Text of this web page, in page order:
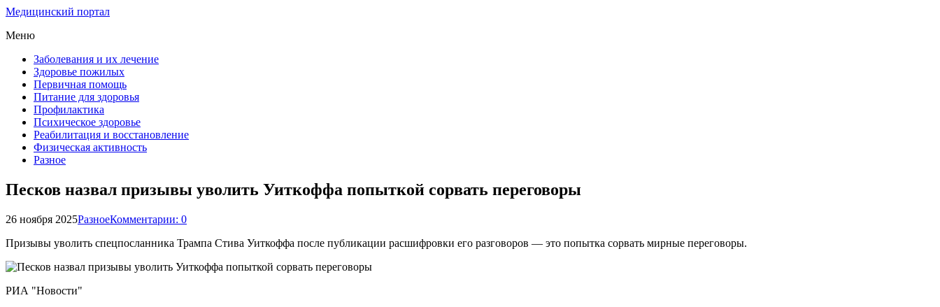
Медицинский портал
Меню
Заболевания и их лечение
Здоровье пожилых
Первичная помощь
Питание для здоровья
Профилактика
Психическое здоровье
Реабилитация и восстановление
Физическая активность
Разное
Песков назвал призывы уволить Уиткоффа попыткой сорвать переговоры
26 ноября 2025РазноеКомментарии: 0
Призывы уволить спецпосланника Трампа Стива Уиткоффа после публикации расшифровки его разговоров — это попытка сорвать мирные переговоры.
РИА "Новости"